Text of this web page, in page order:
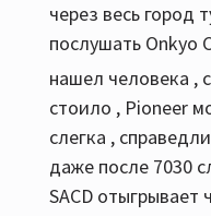
через весь город
послушать Onkyo
нашел человека ,
стоило , Pioneer
слегка ,
даже после 7030
SACD отыгрывает